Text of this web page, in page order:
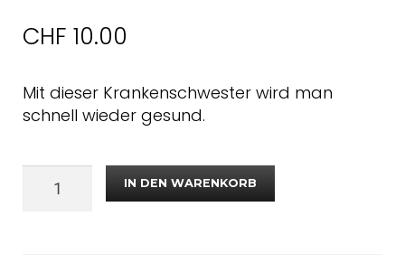
CHF 10.00
Mit dieser Krankenschwester wird man
schnell wieder gesund.
IN DEN WARENKORB